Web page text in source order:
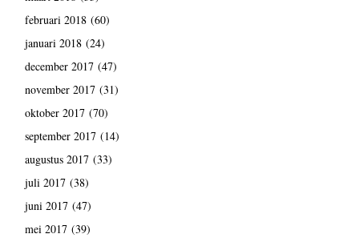
februari 2018(60)
januari 2018(24)
december 2017(47)
november 2017(31)
oktober 2017(70)
september 2017(14)
augustus 2017(33)
juli 2017(38)
juni 2017(47)
mei 2017(39)